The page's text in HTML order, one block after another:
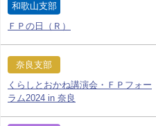
和歌山支部
ＦＰの日（Ｒ）
奈良支部
くらしとおかね講演会・ＦＰフォー
ラム2024 in 奈良